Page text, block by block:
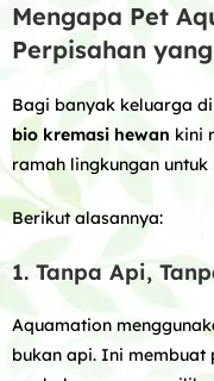
Mengapa Pet
Perpisahan
Bagi banyak keluarga
bio kremasi hewan kini
ramah lingkungan
Berikut alasannya:
1. Tanpa Api,
Aquamation
bukan api. Ini membuat